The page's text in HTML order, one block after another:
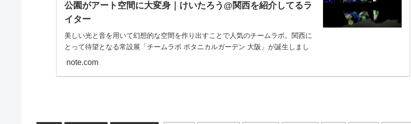
公園がアート空間に大変身｜けいたろう@関西を紹介してるラ
イター
美しい光と音を用いて幻想的な空間を作り出すことで人気のチームラボ。関西に
とって待望となる常設展「チームラボ ボタニカルガーデン 大阪」が誕生しまし
た。 舞台となるのは長居公園。総面積65.7haの広さを誇り1944年に誕生して以
note.com